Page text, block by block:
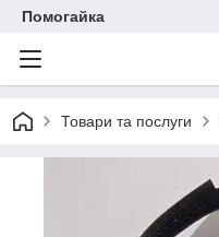
Помогайка
Товари та послуги